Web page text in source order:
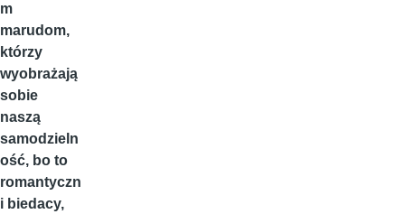
m
marudom,
którzy
wyobrażają
sobie
naszą
samodzieln
ość, bo to
romantyczn
i biedacy,